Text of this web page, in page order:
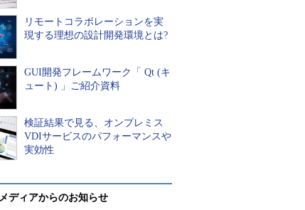
リモートコラボレーションを実
現する理想の設計開発環境とは?
GUI開発フレームワーク「 Qt (キ
ュート) 」ご紹介資料
検証結果で見る、オンプレミス
VDIサービスのパフォーマンスや
実効性
ディアからのお知らせ